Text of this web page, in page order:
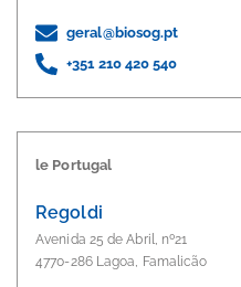
geral@biosog.pt
+351 210 420 540
le Portugal
Regoldi
Avenida 25 de Abril, nº21
4770-286 Lagoa, Famalicão